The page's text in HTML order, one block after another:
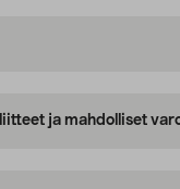
liitteet ja mahdolliset